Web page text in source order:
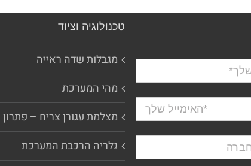
טכנולוגיה וציוד
מגבלות שדה ראייה
מהי המערכת
מצלמת עגורן צריח – פתרון
גלריה הרכבת המערכת